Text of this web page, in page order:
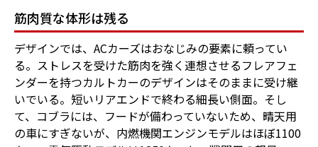
筋肉質な体形は残る
デザインでは、ACカーズはおなじみの要素に頼ってい
る。ストレスを受けた筋肉を強く連想させるフレアフェ
ンダーを持つカルトカーのデザインはそのままに受け継
いでいる。短いリアエンドで終わる細長い側面。そし
て、コブラには、フードが備わっていないため、晴天用
の車にすぎないが、内燃機関エンジンモデルはほぼ1100